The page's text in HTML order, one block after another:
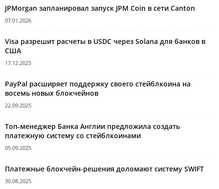
JPMorgan запланировал запуск JPM Coin в сети Canton
07.01.2026
Visa разрешит расчеты в USDC через Solana для банков в
США
17.12.2025
PayPal расширяет поддержку своего стейблкоина на
восемь новых блокчейнов
22.09.2025
Топ-менеджер Банка Англии предложила создать
платежную систему со стейблкоинами
05.09.2025
Платежные блокчейн-решения доломают систему SWIFT
30.08.2025